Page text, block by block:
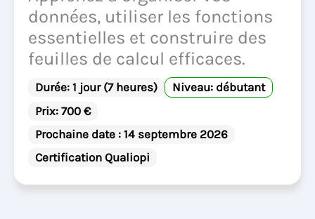
données, utiliser les fonctions
essentielles et construire des
feuilles de calcul efficaces.
Durée: 1 jour (7 heures)
Niveau: débutant
Prix: 700 €
Prochaine date : 14 septembre 2026
Certification Qualiopi